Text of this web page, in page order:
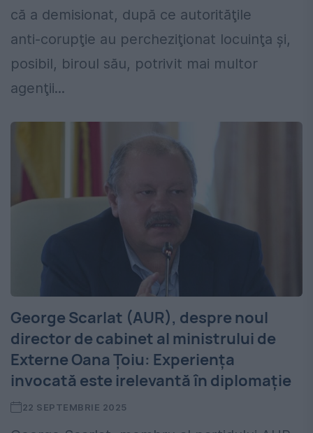
că a demisionat, după ce autorităţile
anti‑corupţie au percheziţionat locuinţa şi,
posibil, biroul său, potrivit mai multor
agenţii...
George Scarlat (AUR), despre noul
director de cabinet al ministrului de
Externe Oana Țoiu: Experiența
invocată este irelevantă în diplomație
22 SEPTEMBRIE 2025